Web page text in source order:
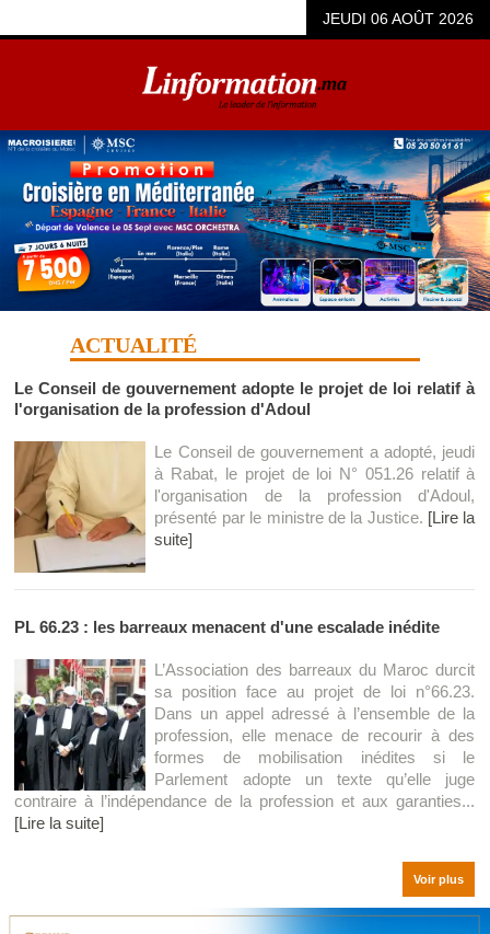
JEUDI 06 AOÛT 2026
ACTUALITÉ
Le Conseil de gouvernement adopte le projet de loi relatif à
l'organisation de la profession d'Adoul
Le Conseil de gouvernement a adopté, jeudi
à Rabat, le projet de loi N° 051.26 relatif à
l'organisation de la profession d'Adoul,
présenté par le ministre de la Justice. [Lire la
suite]
PL 66.23 : les barreaux menacent d'une escalade inédite
L’Association des barreaux du Maroc durcit
sa position face au projet de loi n°66.23.
Dans un appel adressé à l’ensemble de la
profession, elle menace de recourir à des
formes de mobilisation inédites si le
Parlement adopte un texte qu’elle juge
contraire à l’indépendance de la profession et aux garanties...
[Lire la suite]
Voir plus